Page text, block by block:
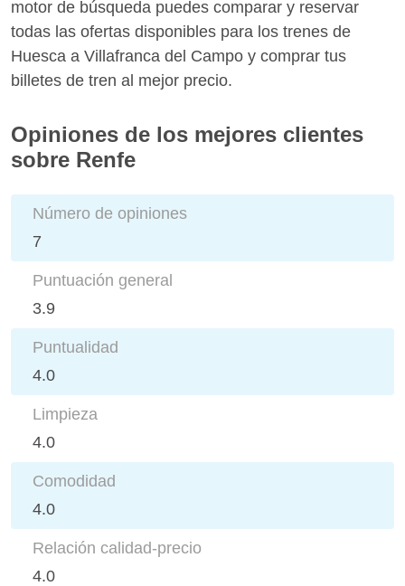
motor de búsqueda puedes comparar y reservar
todas las ofertas disponibles para los trenes de
Huesca a Villafranca del Campo y comprar tus
billetes de tren al mejor precio.
Opiniones de los mejores clientes
sobre Renfe
Número de opiniones
7
Puntuación general
3.9
Puntualidad
4.0
Limpieza
4.0
Comodidad
4.0
Relación calidad-precio
4.0